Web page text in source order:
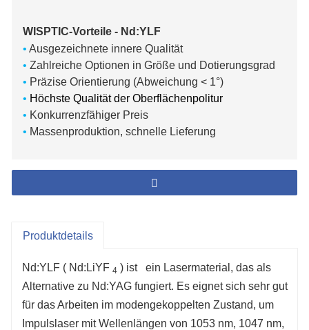
WISPTIC-Vorteile - Nd:YLF
• Ausgezeichnete innere Qualität
• Zahlreiche Optionen in Größe und Dotierungsgrad
• Präzise Orientierung (Abweichung < 1°)
• Höchste Qualität der Oberflächenpolitur
• Konkurrenzfähiger Preis
• Massenproduktion, schnelle Lieferung
Produktdetails
Nd:YLF ( Nd:LiYF 4 ) ist ein Lasermaterial, das als
Alternative zu Nd:YAG fungiert. Es eignet sich sehr gut
für das Arbeiten im modengekoppelten Zustand, um
Impulslaser mitWellenlängen von 1053 nm, 1047 nm,